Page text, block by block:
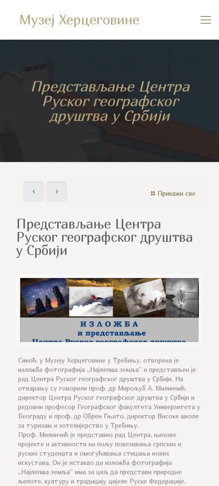
Музеј Херцеговине
Представљање Центра
Руског географског
друштва у Србији
Прикажи све
Представљање Центра
Руског географског друштва
у Србији
Синоћ, у Музеју Херцеговине у Требињу, отворена је
изложба фотографија „Најлепша земља“ и представљен је
рад Центра Руског географског друштва у Србији. На
отварању су говорили проф. др Мирољуб А. Милинчић,
директор Центра Руског географског друштва у Србији и
редовни професор Географског факултета Универзитета у
Београду и проф. др Обрен Гњато, директор Високе школе
за туризам и хотелијерство у Требињу.
Проф. Милинчић је представио рад Центра, њихове
пројекте и активности на пољу повезивања српских и
руских студената и омогућавања стицања нових
искустава. Он је истакао да изложба фотографија
„Најлепша земља“ има за циљ да представи природне
љепоте, културу и традицију цијеле Руске Федерације.